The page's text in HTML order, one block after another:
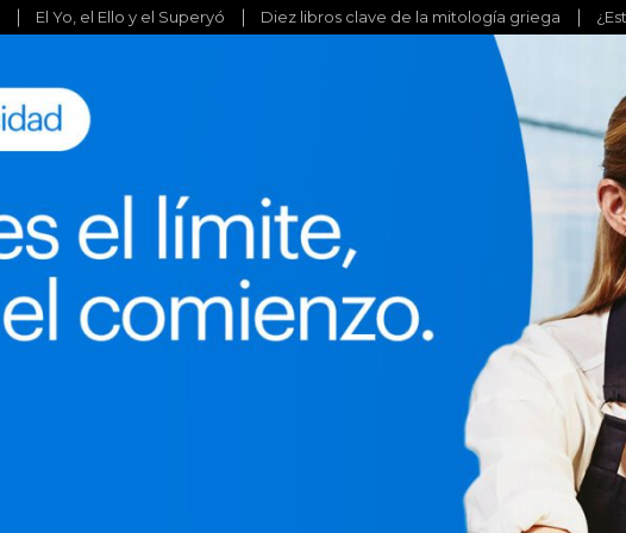
El Yo, el Ello y el Superyó Diez libros clave de la mitología griega